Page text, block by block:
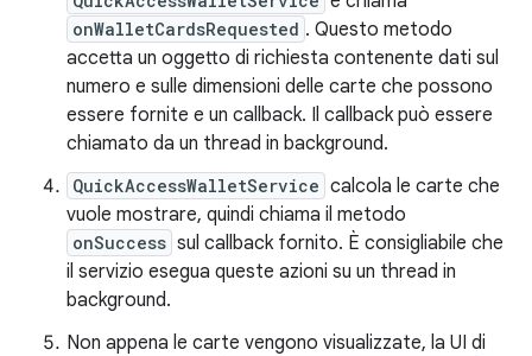
onWalletCardsRequested . Questo metodo
accetta un oggetto di richiesta contenente dati sul
numero e sulle dimensioni delle carte che possono
essere fornite e un callback. Il callback può essere
chiamato da un thread in background.
QuickAccessWalletService calcola le carte che
vuole mostrare, quindi chiama il metodo
onSuccess sul callback fornito. È consigliabile che
il servizio esegua queste azioni su un thread in
background.
Non appena le carte vengono visualizzate, la UI di